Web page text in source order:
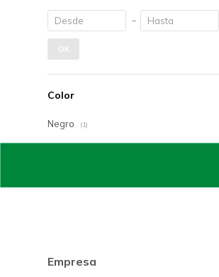
OK
Color
Negro (1)
Empresa